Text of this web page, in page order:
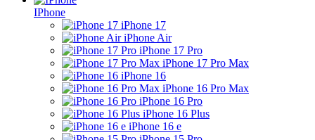
IPhone
iPhone 17
iPhone Air
iPhone 17 Pro
iPhone 17 Pro Max
iPhone 16
iPhone 16 Pro Max
iPhone 16 Pro
iPhone 16 Plus
iPhone 16 e